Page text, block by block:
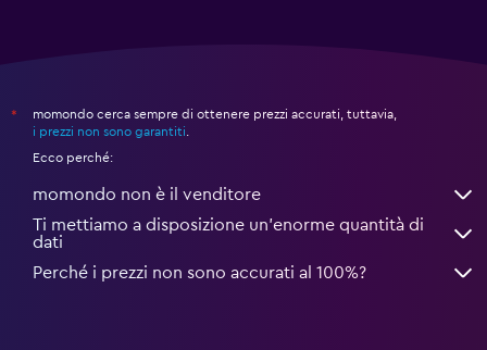
*
momondo cerca sempre di ottenere prezzi accurati, tuttavia,
i prezzi non sono garantiti
Ecco perché:
momondo non è il venditore
Ti mettiamo a disposizione un’enorme quantità di
dati
Perché i prezzi non sono accurati al 100%?